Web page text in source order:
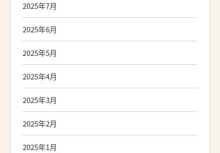
2025年7月
2025年6月
2025年5月
2025年4月
2025年3月
2025年2月
2025年1月